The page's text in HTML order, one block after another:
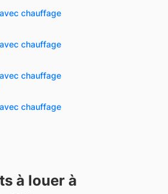
chauffage
chauffage
chauffage
chauffage
à louer à